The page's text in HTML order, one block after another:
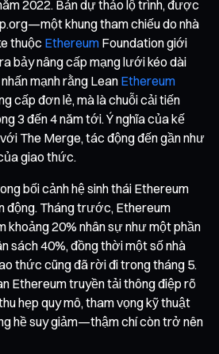
2022. Bản dự thảo lộ trình, được
khung tham chiếu do nhà
thuộc Ethereum Foundation giới
bảy nâng cấp mạng lưới kéo dài
mạnh rằng Lean Ethereum
cấp đơn lẻ, mà là chuỗi cải tiến
3 đến 4 năm tới. Ý nghĩa của kế
The Merge, tác động đến gần như
giao thức.
bối cảnh hệ sinh thái Ethereum
động. Tháng trước, Ethereum
khoảng 20% nhân sự như một phần
sách 40%, đồng thời một số nhà
thức cũng đã rời đi trong tháng 5.
Ethereum truyền tải thông điệp rõ
hẹp quy mô, tham vọng kỹ thuật
hề suy giảm—thậm chí còn trở nên